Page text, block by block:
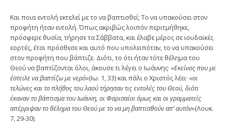
Και ποια εντολή εκτελεί με το να βαπτισθεί; Το να υπακούσει στον
προφήτη ήταν εντολή. Όπως ακριβώς λοιπόν περιτμήθηκε,
πρόσφερε θυσία, τήρησε τα Σάββατα, και έλαβε μέρος σε ιουδαϊκές
εορτές, έτσι πρόσθεσε και αυτό που υπολειπόταν, το να υπακούσει
στον προφήτη που βάπτιζε. Διότι, το ότι ήταν τότε θέλημα του
Θεού να βαπτίζονται όλοι, άκουσε τι λέγει ο Ιωάν­νης· «Εκείνος που με
έστειλε να βαπτίζω με νερό»(Ιω. 1, 33) και πάλι ο Χριστός λέει· «οι
τελώνες και το πλήθος του λαού τήρησαν τις εντολές του Θεού, διότι
έκαναν το βάπτισμα του Ιωάννη, οι Φαρισαίοι όμως και οι γραμματείς
απέρριψαν το θέλημα του Θεού με το να μη βαπτισθούν απ’ αυτόν»(Λουκ.
7, 29-30).